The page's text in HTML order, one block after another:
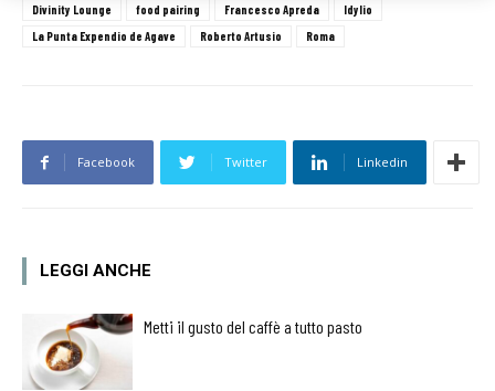
Divinity Lounge
food pairing Francesco Apreda
Idylio
La Punta Expendio de Agave
Roberto Artusio Roma
Facebook Twitter Linkedin
LEGGI ANCHE
Metti il gusto del caffè a tutto pasto